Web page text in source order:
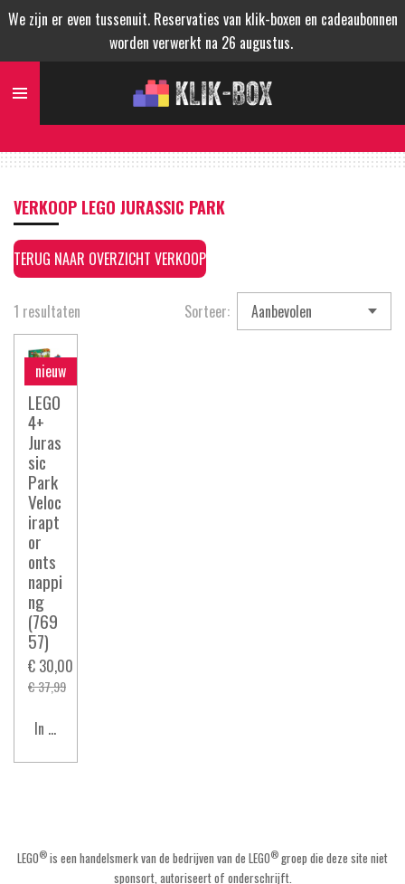
Ga
naar
de
We zijn er even tussenuit. Reservaties van klik-boxen en cadeaubonnen
worden verwerkt na 26 augustus.
VERKOOP LEGO JURASSIC PARK
TERUG NAAR OVERZICHT VERKOOP
1 resultaten Sorteer:
nieuw
LEGO
4+
Juras
sic
Park
Veloc
irapt
or
onts
nappi
ng
(769
57)
€ 30,00
€ 37,99
In winkelwagen
LEGO® is een handelsmerk van de bedrijven van de LEGO® groep die deze site niet
sponsort, autoriseert of onderschrijft.